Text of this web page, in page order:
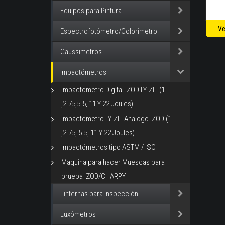
Equipos para Pintura
Espectrofotómetro/Colorimetro
Gaussimetros
Impactómetros
Impactometro Digital IZOD LY-ZIT (1
,2.75,5.5, 11 Y 22 Joules)
Impactometro LY-ZIT Analogo IZOD (1
,2.75, 5.5, 11 Y 22 Joules)
Impactómetros tipo ASTM / ISO
Maquina para hacer Muescas para
prueba IZOD/CHARPY
Linternas para Inspección
Luxómetros